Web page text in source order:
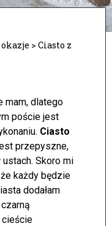
> Ciasto z
mam, dlatego
poście jest
Ciasto
przepyszne,
Skoro mi
każdy będzie
dodałam
cieście